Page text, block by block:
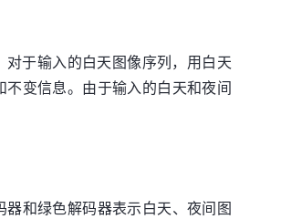
于输入的白天图像序列，用白天
变信息。由于输入的白天和夜间
和绿色解码器表示白天、夜间图